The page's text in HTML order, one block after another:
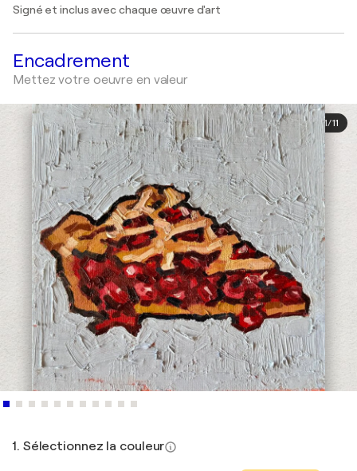
Signé et inclus avec chaque œuvre d'art
Encadrement
Mettez votre oeuvre en valeur
1/11
1. Sélectionnez la couleur